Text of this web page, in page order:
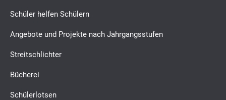
Schüler helfen Schülern
Angebote und Projekte nach Jahrgangsstufen
Streitschlichter
Bücherei
Schülerlotsen